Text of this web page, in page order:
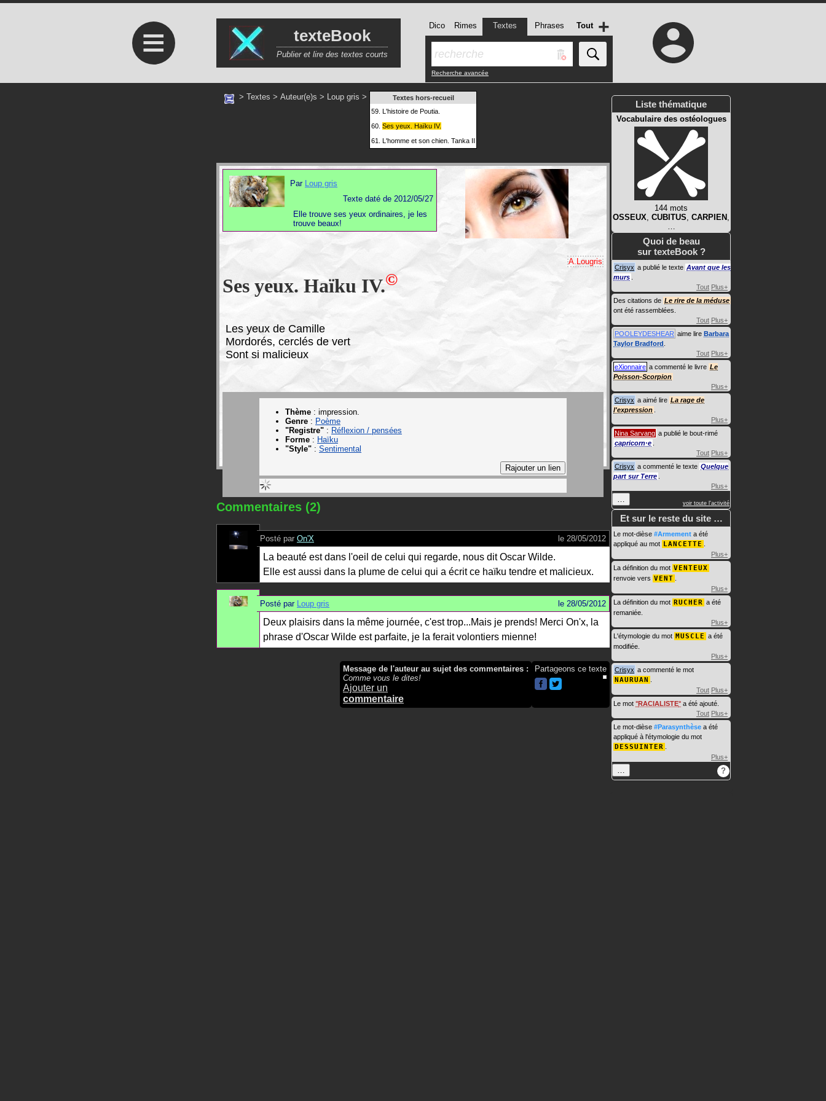
≡ texteBook
Publier et lire des textes courts
Dico Rimes Textes Phrases Tout
Recherche avancée
+
> Textes > Auteur(e)s > Loup gris >
Textes hors-recueil
59. L'histoire de Poutia.
60. Ses yeux. Haïku IV.
61. L'homme et son chien. Tanka II
Par Loup gris
Texte daté de 2012/05/27
Elle trouve ses yeux ordinaires, je les
trouve beaux!
A.Lougris
Ses yeux. Haïku IV.©
Les yeux de Camille
Mordorés, cerclés de vert
Sont si malicieux
Thème : impression.
Genre : Poème
"Registre" : Réflexion / pensées
Forme : Haïku
"Style" : Sentimental
Commentaires (2)
Posté par On'X le 28/05/2012
La beauté est dans l'oeil de celui qui regarde, nous dit Oscar Wilde.
Elle est aussi dans la plume de celui qui a écrit ce haïku tendre et malicieux.
Posté par Loup gris le 28/05/2012
Deux plaisirs dans la même journée, c'est trop...Mais je prends! Merci On'x, la
phrase d'Oscar Wilde est parfaite, je la ferait volontiers mienne!
Message de l'auteur au sujet des commentaires :
Comme vous le dites!
Ajouter un
commentaire
Partageons ce texte
Liste thématique
Vocabulaire des ostéologues
144 mots
OSSEUX, CUBITUS, CARPIEN ,
…
Quoi de beau
sur texteBook ?
Crisyx a publié le texte Avant que les
murs
Tout Plus+
Des citations de Le rire de la méduse
ont été rassemblées.
Tout Plus+
POOLEYDESHEAR aime lire Barbara
Taylor Bradford
Tout Plus+
eXionnaire a commenté le livre Le
Poisson-Scorpion
Plus+
Crisyx a aimé lire La rage de
l'expression
Plus+
Nina Sarvang a publié le bout-rimé
capricorn·e
Tout Plus+
Crisyx a commenté le texte Quelque
part sur Terre
Plus+
… voir toute l'activité
Et sur le reste du site …
Le mot-dièse #Armement a été
appliqué au mot LANCETTE
Plus+
La définition du mot VENTEUX
renvoie vers VENT
Plus+
La définition du mot RUCHER a été
remaniée.
Plus+
L'étymologie du mot MUSCLE a été
modifiée.
Plus+
Crisyx a commenté le mot
NAURUAN
Tout Plus+
Le mot RACIALISTE a été ajouté.
Tout Plus+
Le mot-dièse #Parasynthèse a été
appliqué à l'étymologie du mot
DESSUINTER
Plus+
… ?